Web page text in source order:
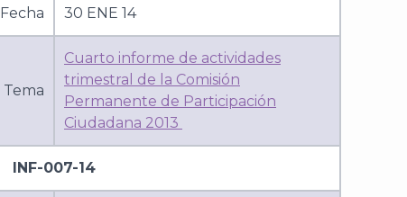
Fecha 30 ENE 14
Tema
Cuarto informe de actividades
trimestral de la Comisión
Permanente de Participación
Ciudadana 2013
INF-007-14